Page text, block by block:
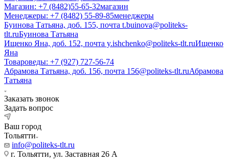
Магазин: +7 (8482)55-65-32магазин
Менеджеры: +7 (8482) 55-89-85менеджеры
Буинова Татьяна, доб. 155, почта t.buinova@politeks-
tlt.ruБуинова Татьяна
Ищенко Яна, доб. 152, почта y.ishchenko@politeks-tlt.ruИщенко
Яна
Товароведы: +7 (927) 727-56-74
Абрамова Татьяна, доб. 156, почта 156@politeks-tlt.ruАбрамова
Татьяна
Заказать звонок
Задать вопрос
Ваш город
Тольятти
info@politeks-tlt.ru
г. Тольятти, ул. Заставная 26 А